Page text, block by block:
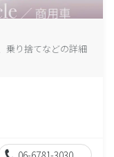
乗り捨てなどの詳細